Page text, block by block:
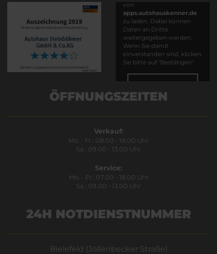
von
apps.autohauskenner.de
zu laden. Dabei können
Daten an Dritte
weitergegeben werden.
Wenn Sie damit
einverstanden sind, klicken
Sie bitte auf "Bestätigen".
ÖFFNUNGSZEITEN
Verkauf:
Mo. - Fr.: 08.00 - 18.00 Uhr
Sa.: 09.00 - 13.00 Uhr
Service:
Mo. - Fr.: 07.00 - 18.00 Uhr
Sa.: 09.00 - 13.00 Uhr
24H NOTDIENSTNUMMER
Bielefeld (Jöllenbecker Straße)